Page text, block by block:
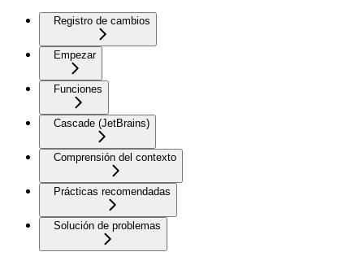
Registro de cambios
Empezar
Funciones
Cascade (JetBrains)
Comprensión del contexto
Prácticas recomendadas
Solución de problemas